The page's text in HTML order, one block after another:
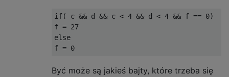
if( c && d && c < 4 && d < 4 && f == 0)
f = 27
else
Być może są jakieś bajty, które trzeba się